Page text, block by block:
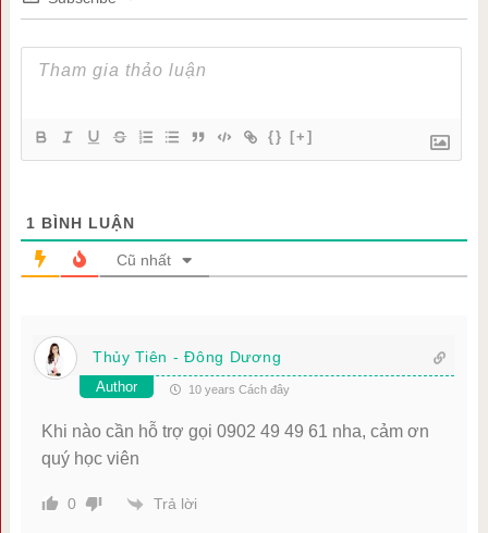
{} [+]
1 BÌNH LUẬN
Cũ nhất
Thủy Tiên - Đông Dương
Author 10 years Cách đây
Khi nào cần hỗ trợ gọi 0902 49 49 61 nha, cảm ơn
quý học viên
0 Trả lời